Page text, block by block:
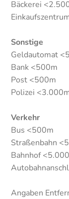
Bäckerei
Sonstige
Geldautomat
Bank <500m
Post <500m
Polizei
Verkehr
Bus <500m
Straßenbahn
Bahnhof
Angaben